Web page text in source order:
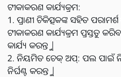
ଟୀକାକରଣ କାର୍ଯ୍ୟକ୍ରମ:
1. ପ୍ରାଣୀ ଚିକିତ୍ସକଙ୍କ ସହିତ
ଟୀକାକରଣ କାର୍ଯ୍ୟକ୍ରମ ପ୍ରସ୍ତୁତ
କାର୍ଯ୍ୟ କରନ୍ତୁ |
2. ନିୟମିତ ଚେକ୍ ଅପ୍: ପଲ ପାଇଁ
ନିର୍ଘଣ୍ଟ କରନ୍ତୁ |